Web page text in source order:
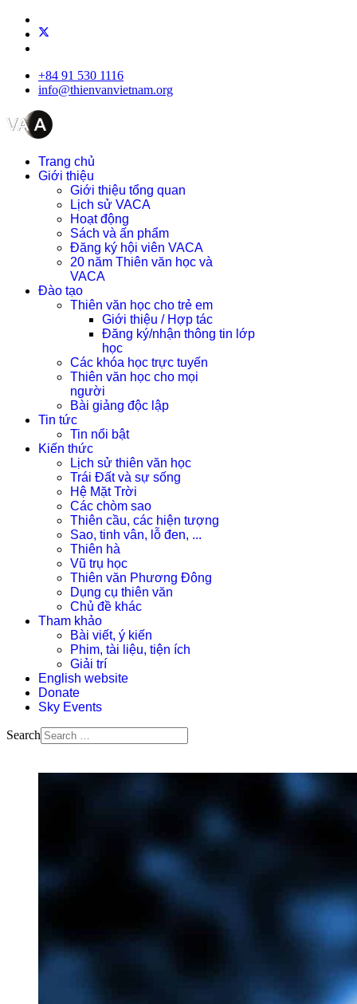
+84 91 530 1116
info@thienvanvietnam.org
Trang chủ
Giới thiệu
Giới thiệu tổng quan
Lịch sử VACA
Hoạt động
Sách và ấn phẩm
Đăng ký hội viên VACA
20 năm Thiên văn học và
VACA
Đào tạo
Thiên văn học cho trẻ em
Giới thiệu / Hợp tác
Đăng ký/nhận thông tin lớp
học
Các khóa học trực tuyến
Thiên văn học cho mọi
người
Bài giảng độc lập
Tin tức
Tin nổi bật
Kiến thức
Lịch sử thiên văn học
Trái Đất và sự sống
Hệ Mặt Trời
Các chòm sao
Thiên cầu, các hiện tượng
Sao, tinh vân, lỗ đen, ...
Thiên hà
Vũ trụ học
Thiên văn Phương Đông
Dụng cụ thiên văn
Chủ đề khác
Tham khảo
Bài viết, ý kiến
Phim, tài liệu, tiện ích
Giải trí
English website
Donate
Sky Events
Search